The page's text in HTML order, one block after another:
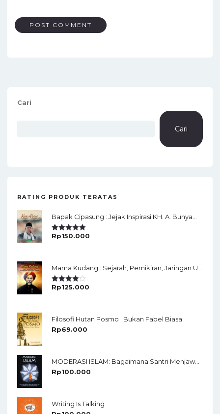
Cari
Cari
RATING PRODUK TERATAS
Rated5.00
Rp150.000
Rated
Rp125.000
Filosofi Hutan Posmo : Bukan Fabel Biasa
Rp69.000
MODERASI ISLAM: Bagaimana Santri Menjawab Keraguan Dan Kesamaran Isu-Isu Keberagamaan?
Rp100.000
Writing Is Talking